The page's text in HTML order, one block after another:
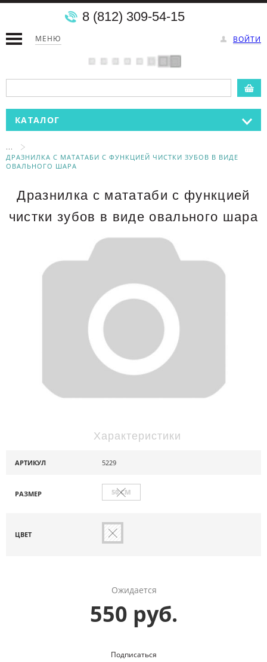
МЕНЮ ВОЙТИ
8 (812) 309-54-15
КАТАЛОГ
...
ДРАЗНИЛКА С МАТАТАБИ С ФУНКЦИЕЙ ЧИСТКИ ЗУБОВ В ВИДЕ
ОВАЛЬНОГО ШАРА
Дразнилка с мататаби с функцией
чистки зубов в виде овального шара
Характеристики
АРТИКУЛ 5229
РАЗМЕР 50 СМ
ЦВЕТ
Ожидается
550 руб.
Подписаться